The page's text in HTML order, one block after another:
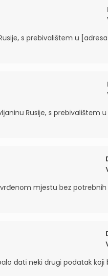
s prebivalištem u
Rusije, s prebivalištem
mjestu bez potrebnih
dati neki drugi podatak